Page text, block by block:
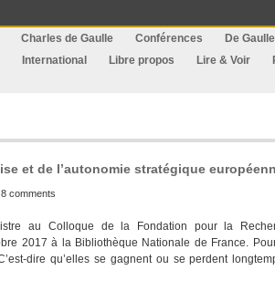
Charles de Gaulle Conférences De
International Libre propos Lire & Voir
et de l’autonomie stratégique
8 comments
au Colloque de la Fondation pour la
2017 à la Bibliothèque Nationale de France.
dire qu’elles se gagnent ou se perdent